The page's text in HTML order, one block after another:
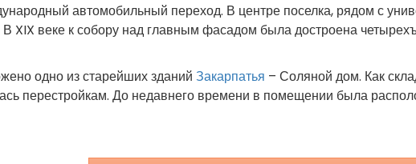
автомобильный переход. В центре поселка, рядом с
В XIX веке к собору над главным фасадом была достроена
одно из старейших зданий Закарпатья – Соляной дом. Как
перестройкам. До недавнего времени в помещении была